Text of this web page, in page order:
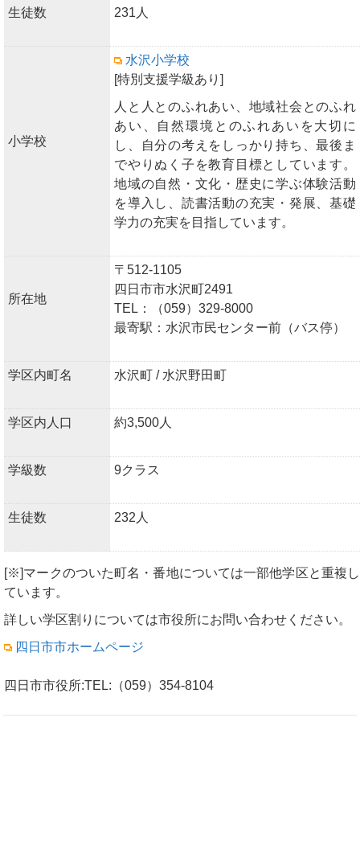
生徒数 231人
小学校
水沢小学校
[特別支援学級あり]
人と人とのふれあい、地域社会とのふれ
あい、自然環境とのふれあいを大切に
し、自分の考えをしっかり持ち、最後ま
でやりぬく子を教育目標としています。
地域の自然・文化・歴史に学ぶ体験活動
を導入し、読書活動の充実・発展、基礎
学力の充実を目指しています。
所在地
〒512-1105
四日市市水沢町2491
TEL：（059）329-8000
最寄駅：水沢市民センター前（バス停）
学区内町名 水沢町 / 水沢野田町
学区内人口 約3,500人
学級数 9クラス
生徒数 232人
[※]マークのついた町名・番地については一部他学区と重複し
ています。
詳しい学区割りについては市役所にお問い合わせください。
四日市市ホームページ
四日市市役所:TEL:（059）354-8104